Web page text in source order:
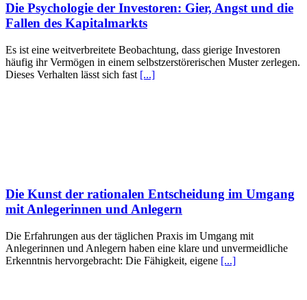
Die Psychologie der Investoren: Gier, Angst und die
Fallen des Kapitalmarkts
Es ist eine weitverbreitete Beobachtung, dass gierige Investoren
häufig ihr Vermögen in einem selbstzerstörerischen Muster zerlegen.
Dieses Verhalten lässt sich fast [...]
Die Kunst der rationalen Entscheidung im Umgang
mit Anlegerinnen und Anlegern
Die Erfahrungen aus der täglichen Praxis im Umgang mit
Anlegerinnen und Anlegern haben eine klare und unvermeidliche
Erkenntnis hervorgebracht: Die Fähigkeit, eigene [...]